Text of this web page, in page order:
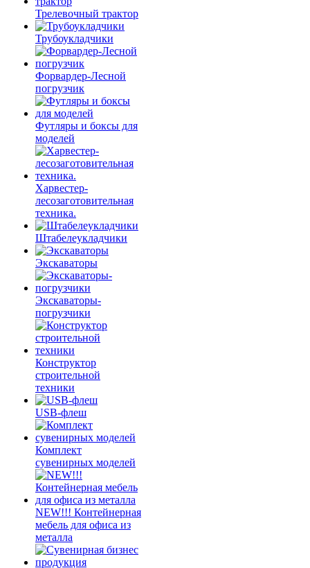
Трелевочный трактор
Трубоукладчики
Форвардер-Лесной
погрузчик
Футляры и боксы для
моделей
Харвестер-
лесозаготовительная
техника.
Штабелеукладчики
Экскаваторы
Экскаваторы-
погрузчики
Конструктор
строительной
техники
USB-флеш
Комплект
сувенирных моделей
NEW!!! Контейнерная
мебель для офиса из
металла